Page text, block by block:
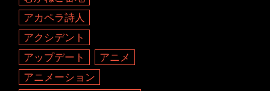
アカペラ詩人
アクシデント
アップデート
アニメ
アニメーション